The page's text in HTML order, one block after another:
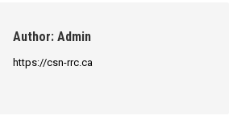
Author: Admin
https://csn-rrc.ca